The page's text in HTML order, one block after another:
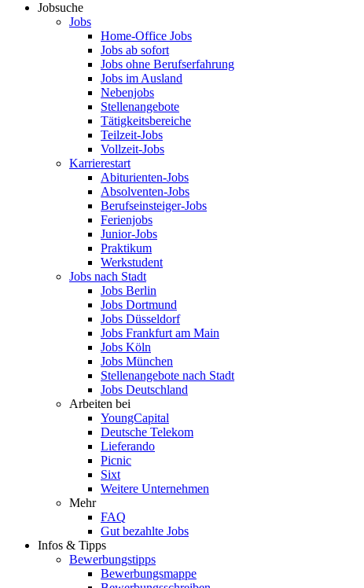
Jobsuche
Jobs
Home-Office Jobs
Jobs ab sofort
Jobs ohne Berufserfahrung
Jobs im Ausland
Nebenjobs
Stellenangebote
Tätigkeitsbereiche
Teilzeit-Jobs
Vollzeit-Jobs
Karrierestart
Abiturienten-Jobs
Absolventen-Jobs
Berufseinsteiger-Jobs
Ferienjobs
Junior-Jobs
Praktikum
Werkstudent
Jobs nach Stadt
Jobs Berlin
Jobs Dortmund
Jobs Düsseldorf
Jobs Frankfurt am Main
Jobs Köln
Jobs München
Stellenangebote nach Stadt
Jobs Deutschland
Arbeiten bei
YoungCapital
Deutsche Telekom
Lieferando
Picnic
Sixt
Weitere Unternehmen
Mehr
FAQ
Gut bezahlte Jobs
Infos & Tipps
Bewerbungstipps
Bewerbungsmappe